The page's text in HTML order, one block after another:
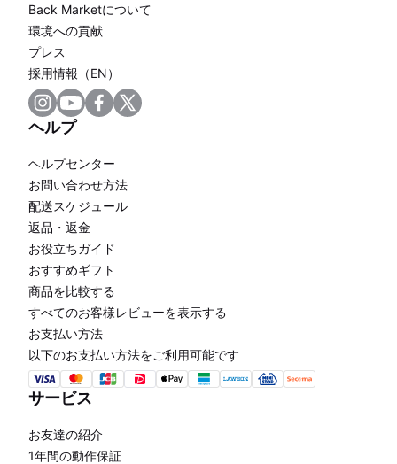
Back Marketについて
環境への貢献
プレス
採用情報（EN）
ヘルプ
ヘルプセンター
お問い合わせ方法
配送スケジュール
返品・返金
お役立ちガイド
おすすめギフト
商品を比較する
すべてのお客様レビューを表示する
お支払い方法
以下のお支払い方法をご利用可能です
サービス
お友達の紹介
1年間の動作保証